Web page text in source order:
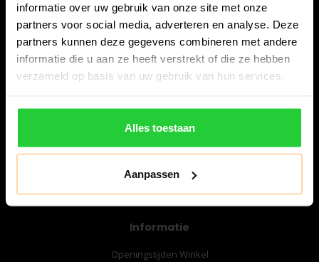
informatie over uw gebruik van onze site met onze
partners voor social media, adverteren en analyse. Deze
partners kunnen deze gegevens combineren met andere
informatie die u aan ze heeft verstrekt of die ze hebben
verzameld op basis van uw gebruik van hun services.
Alles toestaan
Aanpassen
Snijdersstraat 6
8224 AA Lelystad
Nederland
06-57276080
info@bespanracket.nl
Informatie
Openingstijden Winkel